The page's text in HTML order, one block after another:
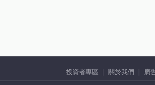
投資者專區 關於我們 廣